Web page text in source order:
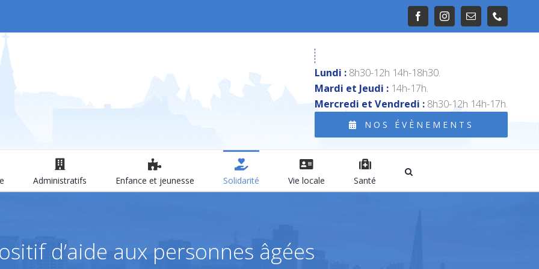
FacebookInstagramEmail
Lundi : 8h30-12h 14h-18h30.
Mardi et Jeudi : 14h-17h.
Mercredi et Vendredi : 8h30-12h 14h-17h.
NOS ÉVÈNEMENTS
Administratifs Enfance et jeunesse Solidarité Vie locale Santé
d’aide aux personnes âgées